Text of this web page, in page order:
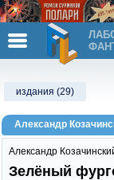
издания (29)
Александр
Александр
Зелёный